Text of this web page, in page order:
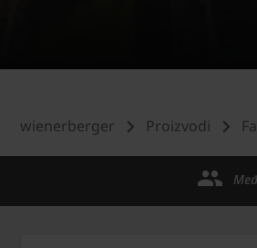
wienerberger Proizvodi